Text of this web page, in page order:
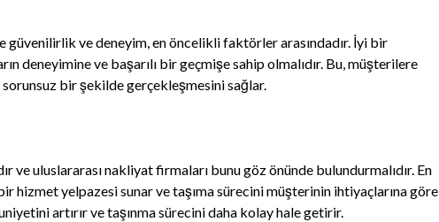
güvenilirlik ve deneyim, en öncelikli faktörler arasındadır. İyi bir
deneyimine ve başarılı bir geçmişe sahip olmalıdır. Bu, müşterilere
bir şekilde gerçekleşmesini sağlar.
ve uluslararası nakliyat firmaları bunu göz önünde bulundurmalıdır. En
hizmet yelpazesi sunar ve taşıma sürecini müşterinin ihtiyaçlarına göre
artırır ve taşınma sürecini daha kolay hale getirir.